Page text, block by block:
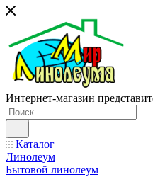
Интернет-магазин
Каталог
Линолеум
Бытовой линолеум